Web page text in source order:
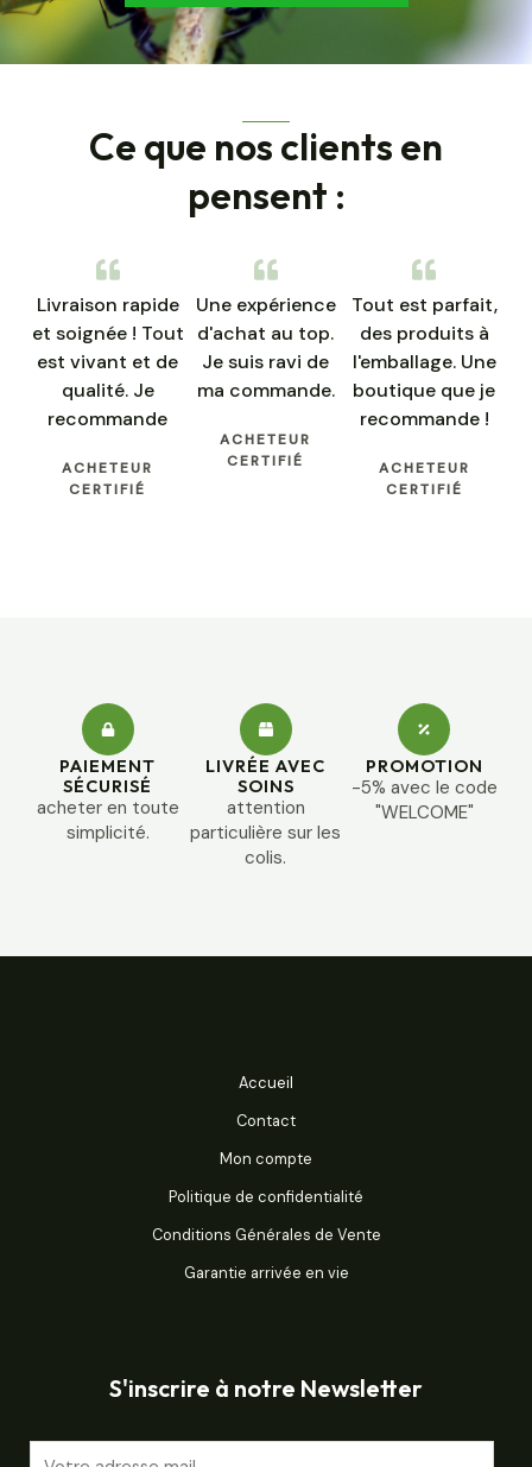
Ce que nos clients en
pensent :
Livraison rapide
et soignée ! Tout
est vivant et de
qualité. Je
recommande
ACHETEUR
CERTIFIÉ
Une expérience
d'achat au top.
Je suis ravi de
ma commande.
ACHETEUR
CERTIFIÉ
Tout est parfait,
des produits à
l'emballage. Une
boutique que je
recommande !
ACHETEUR
CERTIFIÉ
PAIEMENT
SÉCURISÉ
acheter en toute
simplicité.
LIVRÉE AVEC
SOINS
attention
particulière sur les
colis.
PROMOTION
-5% avec le code
"WELCOME"
Accueil
Contact
Mon compte
Politique de confidentialité
Conditions Générales de Vente
Garantie arrivée en vie
S'inscrire à notre Newsletter